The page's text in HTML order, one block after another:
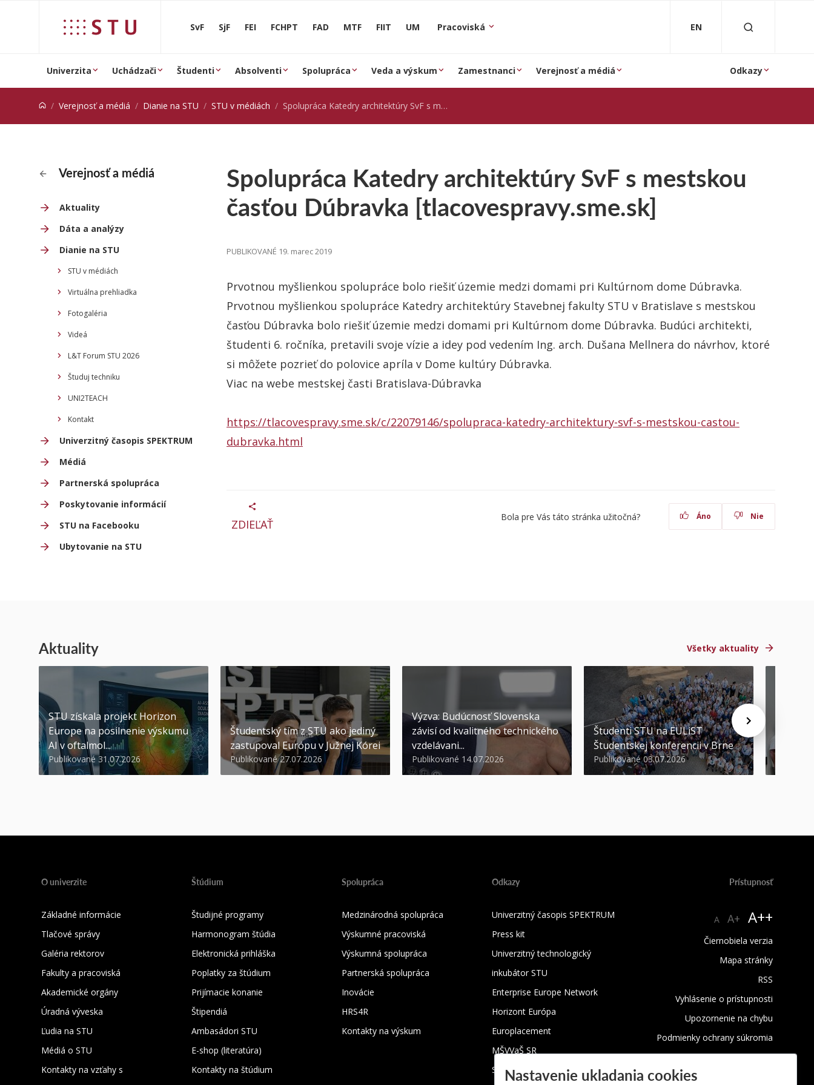
SvF SjF FEI FCHPT FAD MTF FIIT UM Pracoviská EN
Univerzita Uchádzači Študenti Absolventi Spolupráca Veda a výskum Zamestnanci Verejnosť a médiá Odkazy
Verejnosť a médiá Dianie na STU STU v médiách Spolupráca Katedry architektúry SvF s mestskou časťou Dúbravka [tlacovespravy.sme.sk]
Verejnosť a médiá
Aktuality
Dáta a analýzy
Dianie na STU
STU v médiách
Virtuálna prehliadka
Fotogaléria
Videá
L&T Forum STU 2026
Študuj techniku
UNI2TEACH
Kontakt
Univerzitný časopis SPEKTRUM
Médiá
Partnerská spolupráca
Poskytovanie informácií
STU na Facebooku
Ubytovanie na STU
Spolupráca Katedry architektúry SvF s mestskou
časťou Dúbravka [tlacovespravy.sme.sk]
PUBLIKOVANÉ 19. marec 2019
Prvotnou myšlienkou spolupráce bolo riešiť územie medzi domami pri Kultúrnom dome Dúbravka.
Prvotnou myšlienkou spolupráce Katedry architektúry Stavebnej fakulty STU v Bratislave s mestskou
časťou Dúbravka bolo riešiť územie medzi domami pri Kultúrnom dome Dúbravka. Budúci architekti,
študenti 6. ročníka, pretavili svoje vízie a idey pod vedením Ing. arch. Dušana Mellnera do návrhov, ktoré
si môžete pozrieť do polovice apríla v Dome kultúry Dúbravka.
Viac na webe mestskej časti Bratislava-Dúbravka
https://tlacovespravy.sme.sk/c/22079146/spolupraca-katedry-architektury-svf-s-mestskou-castou-
dubravka.html
ZDIEĽAŤ
Bola pre Vás táto stránka užitočná? Áno Nie
Aktuality Všetky aktuality
STU získala projekt Horizon
Europe na posilnenie výskumu
AI v oftalmol...
Publikované 31.07.2026
Študentský tím z STU ako jediný
zastupoval Európu v Južnej Kórei
Publikované 27.07.2026
Výzva: Budúcnosť Slovenska
závisí od kvalitného technického
vzdelávani...
Publikované 14.07.2026
Študenti STU na EULiST
Študentskej konferencii v Brne
Publikované 03.07.2026
O univerzite
Základné informácie
Tlačové správy
Galéria rektorov
Fakulty a pracoviská
Akademické orgány
Úradná výveska
Ľudia na STU
Médiá o STU
Kontakty na vzťahy s
Štúdium
Študijné programy
Harmonogram štúdia
Elektronická prihláška
Poplatky za štúdium
Prijímacie konanie
Štipendiá
Ambasádori STU
E-shop (literatúra)
Kontakty na štúdium
Spolupráca
Medzinárodná spolupráca
Výskumné pracoviská
Výskumná spolupráca
Partnerská spolupráca
Inovácie
HRS4R
Kontakty na výskum
Odkazy
Univerzitný časopis SPEKTRUM
Press kit
Univerzitný technologický
inkubátor STU
Enterprise Europe Network
Horizont Európa
Europlacement
MŠVVaŠ SR
SRK
Prístupnosť
A A+ A++
Čiernobiela verzia
Mapa stránky
RSS
Vyhlásenie o prístupnosti
Upozornenie na chybu
Podmienky ochrany súkromia
Využívanie cookies
Oznamovanie protispoločenskej
Nastavenie ukladania cookies